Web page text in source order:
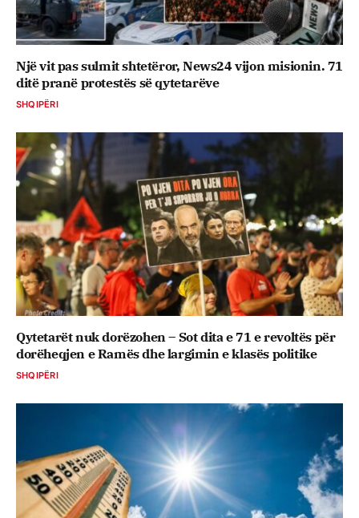
Një vit pas sulmit shtetëror, News24 vijon misionin. 71
ditë pranë protestës së qytetarëve
SHQIPËRI
Qytetarët nuk dorëzohen – Sot dita e 71 e revoltës për
dorëheqjen e Ramës dhe largimin e klasës politike
SHQIPËRI